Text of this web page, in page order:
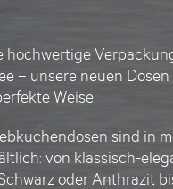
hochwertige
– unsere neuen Dosen
Weise.
sind in
von klassisch-
oder Anthrazit